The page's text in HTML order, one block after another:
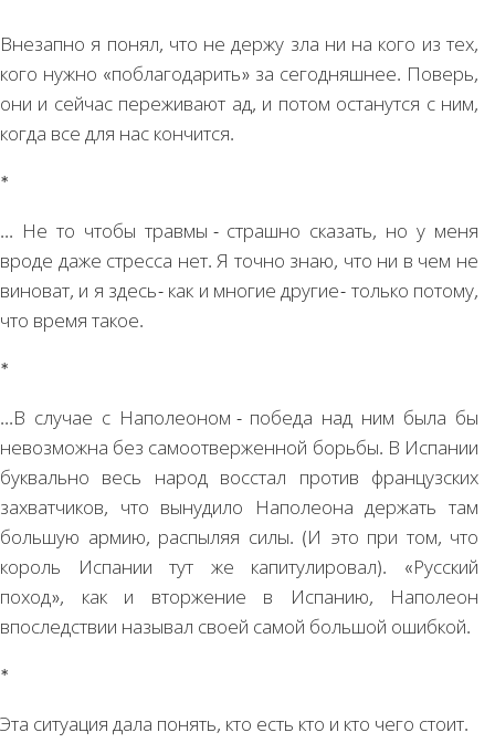
Внезапно я понял, что не держу зла ни на кого из тех,
кого нужно «поблагодарить» за сегодняшнее. Поверь,
они и сейчас переживают ад, и потом останутся с ним,
когда все для нас кончится.
*
... Не то чтобы травмы - страшно сказать, но у меня
вроде даже стресса нет. Я точно знаю, что ни в чем не
виноват, и я здесь - как и многие другие - только потому,
что время такое.
*
...В случае с Наполеоном - победа над ним была бы
невозможна без самоотверженной борьбы. В Испании
буквально весь народ восстал против французских
захватчиков, что вынудило Наполеона держать там
большую армию, распыляя силы. (И это при том, что
король Испании тут же капитулировал). «Русский
поход», как и вторжение в Испанию, Наполеон
впоследствии называл своей самой большой ошибкой.
*
Эта ситуация дала понять, кто есть кто и кто чего стоит.